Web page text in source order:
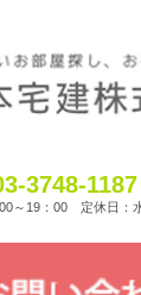
3748-1187
～19：00 定休日：